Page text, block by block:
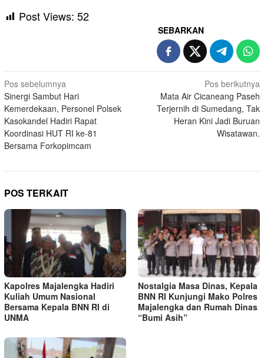
Post Views: 52
SEBARKAN
Navigasi
pos
Pos sebelumnya
Sinergi Sambut Hari
Kemerdekaan, Personel Polsek
Kasokandel Hadiri Rapat
Koordinasi HUT RI ke-81
Bersama Forkopimcam
Pos berikutnya
Mata Air Cicaneang Paseh
Terjernih di Sumedang, Tak
Heran Kini Jadi Buruan
Wisatawan.
POS TERKAIT
Kapolres Majalengka Hadiri
Kuliah Umum Nasional
Bersama Kepala BNN RI di
UNMA
Nostalgia Masa Dinas, Kepala
BNN RI Kunjungi Mako Polres
Majalengka dan Rumah Dinas
“Bumi Asih”